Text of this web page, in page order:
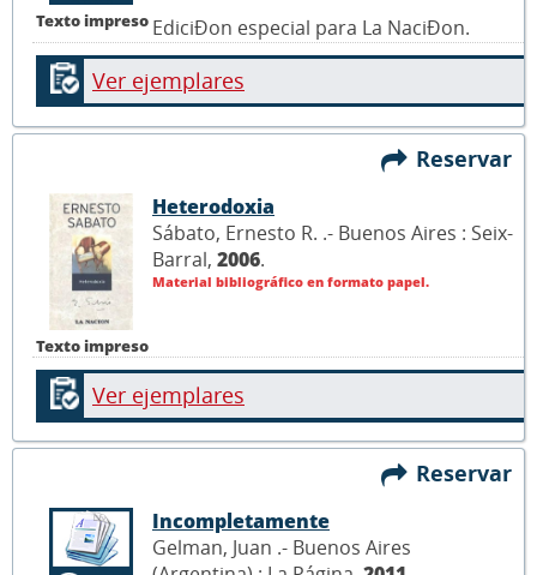
Texto impreso EdiciÐon especial para La NaciÐon.
Ver ejemplares
Reservar
Texto impreso
Heterodoxia
Sábato, Ernesto R. .- Buenos Aires : Seix-
Barral, 2006.
Material bibliográfico en formato papel.
Ver ejemplares
Reservar
Incompletamente
Gelman, Juan .- Buenos Aires